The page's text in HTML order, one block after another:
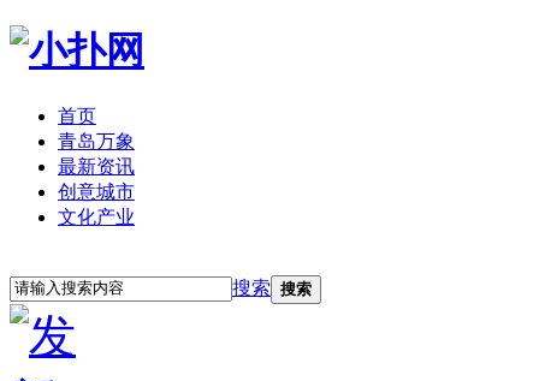
首页
青岛万象
最新资讯
创意城市
文化产业
搜索 搜索